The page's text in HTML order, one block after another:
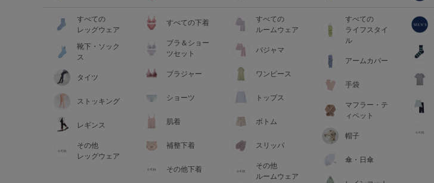
すべての
レッグウェア
靴下・ソック
ス
タイツ
ストッキング
レギンス
その他
レッグウェア
すべての下着
ブラ＆ショー
ツセット
ブラジャー
ショーツ
肌着
補整下着
その他下着
すべての
ルームウェア
パジャマ
ワンピース
トップス
ボトム
スリッパ
その他
ルームウェア
すべての
ライフスタイ
ル
アームカバー
手袋
マフラー・テ
ィペット
帽子
傘・日傘